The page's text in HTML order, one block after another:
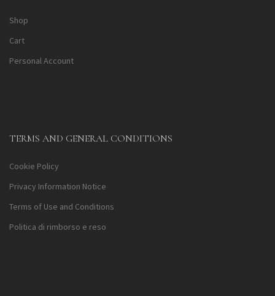
Shop
Cart
Personal Account
TERMS AND GENERAL CONDITIONS
Cookie Policy
Privacy Information Notice
Terms of Use and Conditions
Politica di rimborso e reso